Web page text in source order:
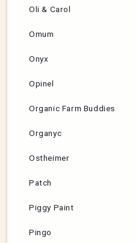
Oli & Carol
Omum
Onyx
Opinel
Organic Farm Buddies
Organyc
Ostheimer
Patch
Piggy Paint
Pingo